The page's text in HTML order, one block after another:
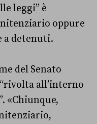
leggi” è
oppure
a detenuti.
del Senato
all’interno
«Chiunque,